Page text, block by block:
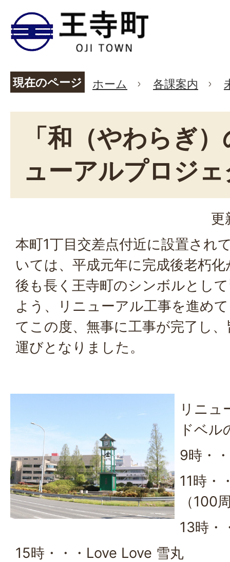
現在のページ ホーム 各課案内
「和（やわらぎ
ューアルプロジ
更
本町1丁目交差点付近に設置され
いては、平成元年に完成後老朽
後も長く王寺町のシンボルとし
よう、リニューアル工事を進め
てこの度、無事に工事が完了し
運びとなりました。
リニュ
ドベル
9時・
11時・
（100
13時・
15時・・・Love Love 雪丸